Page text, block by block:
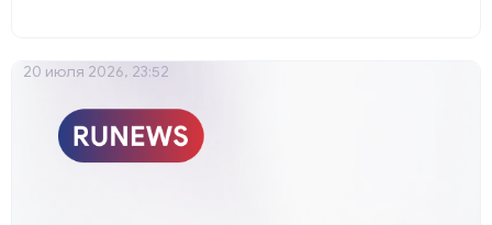
20 июля 2026, 23:52